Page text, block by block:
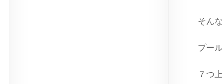
そん
プー
７つ